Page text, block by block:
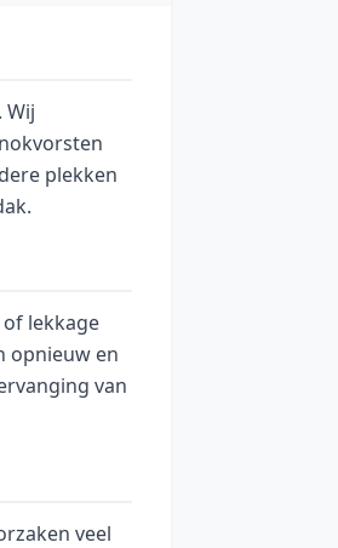
Wij
plekken
.
lekkage
opnieuw en
van
veel